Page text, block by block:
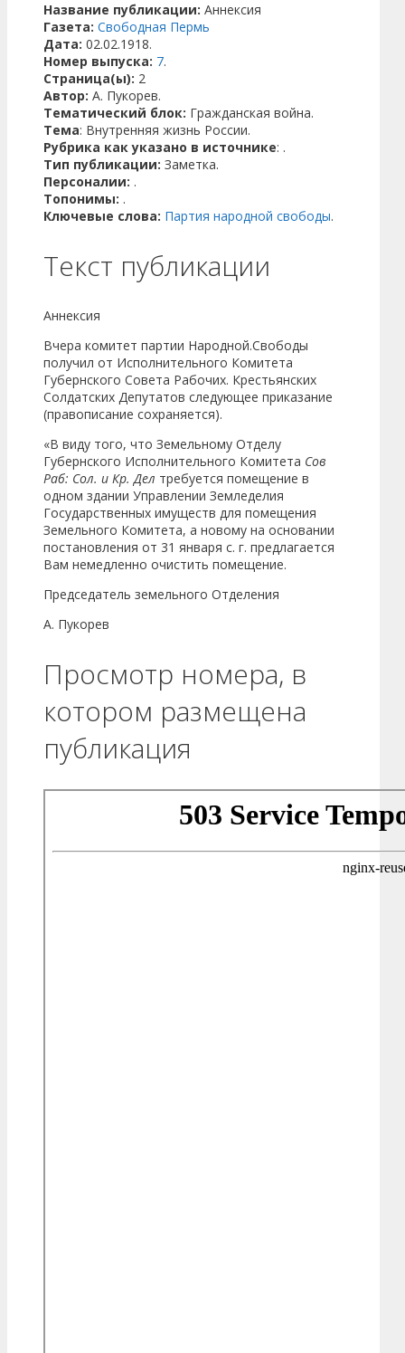
Название публикации: Аннексия
Газета: Свободная Пермь
Дата: 02.02.1918.
Номер выпуска: 7.
Страница(ы): 2
Автор: А. Пукорев.
Тематический блок: Гражданская война.
Тема: Внутренняя жизнь России.
Рубрика как указано в источнике: .
Тип публикации: Заметка.
Персоналии: .
Топонимы: .
Ключевые слова: Партия народной свободы.
Текст публикации
Аннексия
Вчера комитет партии Народной.Свободы
получил от Исполнительного Комитета
Губернского Совета Рабочих. Крестьянских
Солдатских Депутатов следующее приказание
(правописание сохраняется).
«В виду того, что Земельному Отделу
Губернского Исполнительного Комитета Сов
Раб: Сол. и Кр. Дел требуется помещение в
одном здании Управлении Земледелия
Государственных имуществ для помещения
Земельного Комитета, а новому на основании
постановления от 31 января с. г. предлагается
Вам немедленно очистить помещение.
Председатель земельного Отделения
А. Пукорев
Просмотр номера, в
котором размещена
публикация